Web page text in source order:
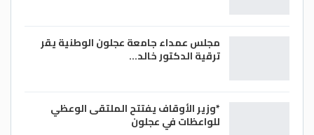
مجلس عمداء جامعة عجلون الوطنية يقر
ترقية الدكتور خالد…
*وزير الأوقاف يفتتح الملتقى الوعظي
للواعظات في عجلون